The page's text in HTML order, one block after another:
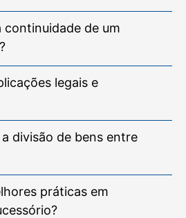
continuidade de um
legais e
divisão de bens entre
práticas em